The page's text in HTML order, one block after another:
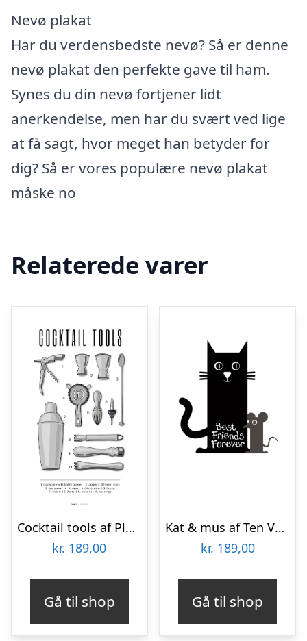
Nevø plakat
Har du verdensbedste nevø? Så er denne
nevø plakat den perfekte gave til ham.
Synes du din nevø fortjener lidt
anerkendelse, men har du svært ved lige
at få sagt, hvor meget han betyder for
dig? Så er vores populære nevø plakat
måske no
Relaterede varer
Cocktail tools af Pluma Posters
kr. 189,00
Gå til shop
Kat & mus af Ten Valleys
kr. 189,00
Gå til shop